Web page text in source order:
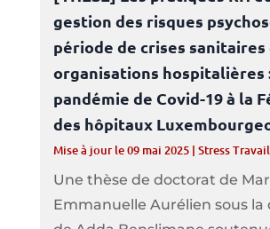
gestion des risques
période de crises sanitaires
organisations hospitalières
pandémie de Covid-19 à la
des hôpitaux
Mise à jour le 09 mai 2025| Stress
Une thèse de doctorat de
Emmanuelle Aurélien sous la